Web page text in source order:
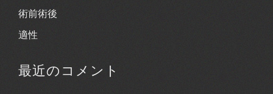
術前術後
適性
最近のコメント